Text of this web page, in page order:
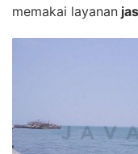
memakai layanan